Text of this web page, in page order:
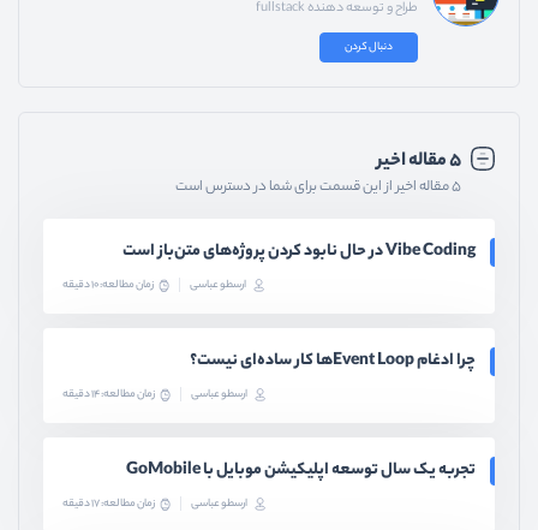
طراح و توسعه دهنده fullstack
دنبال کردن
۵ مقاله اخیر
۵ مقاله اخیر از این قسمت برای شما در دسترس است
Vibe Coding در حال نابود کردن پروژه‌های متن‌باز است
ارسطو عباسی زمان مطالعه: 10 دقیقه
چرا ادغام Event Loopها کار ساده‌ای نیست؟
ارسطو عباسی زمان مطالعه: 14 دقیقه
تجربه یک سال توسعه اپلیکیشن موبایل با GoMobile
ارسطو عباسی زمان مطالعه: 17 دقیقه